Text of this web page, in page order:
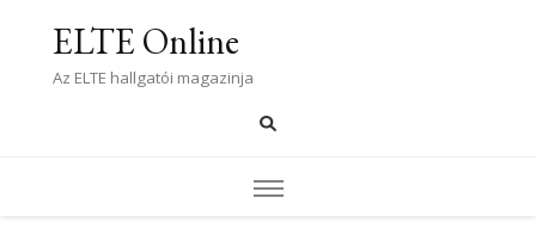
ELTE Online
Az ELTE hallgatói magazinja